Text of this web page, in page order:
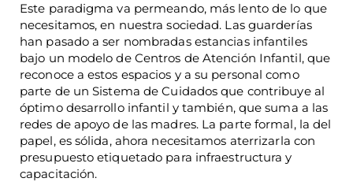
Este paradigma va permeando, más lento de lo que
necesitamos, en nuestra sociedad. Las guarderías
han pasado a ser nombradas estancias infantiles
bajo un modelo de Centros de Atención Infantil, que
reconoce a estos espacios y a su personal como
parte de un Sistema de Cuidados que contribuye al
óptimo desarrollo infantil y también, que suma a las
redes de apoyo de las madres. La parte formal, la del
papel, es sólida, ahora necesitamos aterrizarla con
presupuesto etiquetado para infraestructura y
capacitación.